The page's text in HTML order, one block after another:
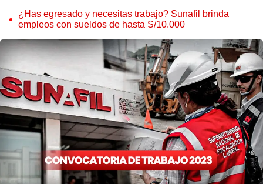
¿Has egresado y necesitas trabajo? Sunafil brinda
empleos con sueldos de hasta S/10.000